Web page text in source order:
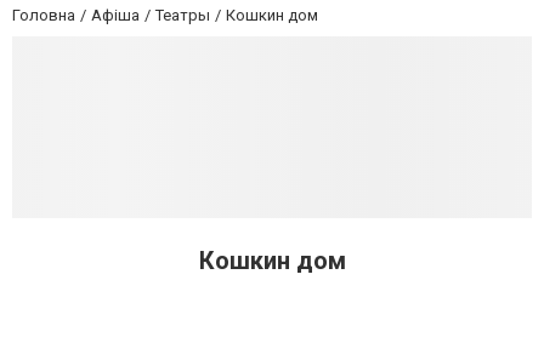
Головна Афіша Театры Кошкин дом
Кошкин дом